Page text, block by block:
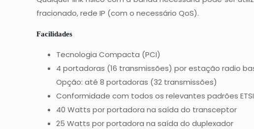
fracionado, rede IP (com o necessário QoS).
Facilidades
Tecnologia Compacta (PCI)
4 portadoras (16 transmissões) por estação radio
Opção: até 8 portadoras (32 transmissões)
Conformidade com todos os relevantes padrões
40 Watts por portadora na saída do transceptor
25 Watts por portadora na saída do duplexador